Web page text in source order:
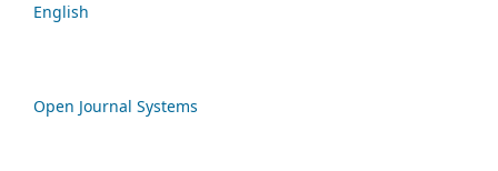
English
Open Journal Systems